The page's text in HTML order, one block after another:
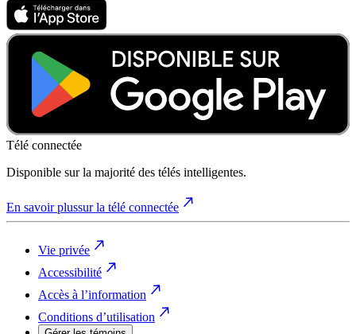
Télé connectée
Disponible sur la majorité des télés intelligentes.
En savoir plussur la télé connectée
Vie privée
Accessibilité
Accès à l’information
Conditions d’utilisation